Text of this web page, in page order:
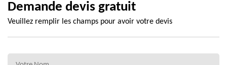
Demande devis gratuit
Veuillez remplir les champs pour avoir votre devis